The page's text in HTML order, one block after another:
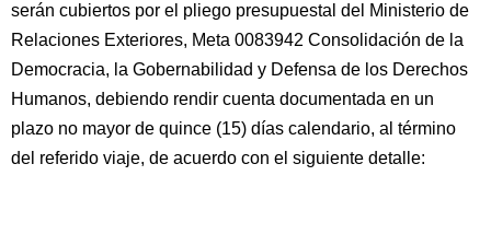
serán cubiertos por el pliego presupuestal del Ministerio de
Relaciones Exteriores, Meta 0083942 Consolidación de la
Democracia, la Gobernabilidad y Defensa de los Derechos
Humanos, debiendo rendir cuenta documentada en un
plazo no mayor de quince (15) días calendario, al término
del referido viaje, de acuerdo con el siguiente detalle: